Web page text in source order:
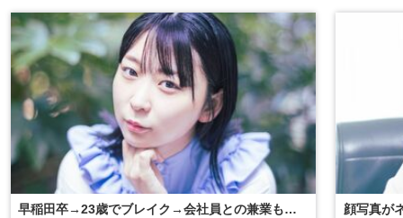
早稲田卒→23歳でブレイク→会社員との兼業も…
顔写真が